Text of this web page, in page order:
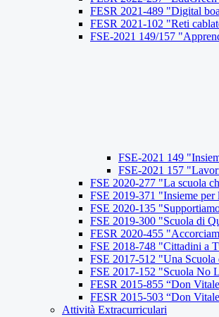
FESR 2021-489 "Digital
FESR 2021-102 "Reti
FSE-2021 149/157
FSE-2021 149
FSE-2021 157
FSE 2020-277 "La scuola
FSE 2019-371 "Insieme per
FSE 2020-135
FSE 2019-300 "Scuola di
FESR 2020-455
FSE 2018-748 "Cittadini a
FSE 2017-512 "Una
FSE 2017-152 "Scuola No
FESR 2015-855 “Don
FESR 2015-503 “Don
Attività Extracurriculari